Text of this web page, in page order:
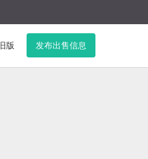
旧版 发布出售信息